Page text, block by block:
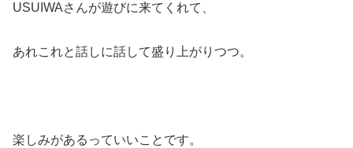
USUIWAさんが遊びに来てくれて、
あれこれと話しに話して盛り上がりつつ。
楽しみがあるっていいことです。